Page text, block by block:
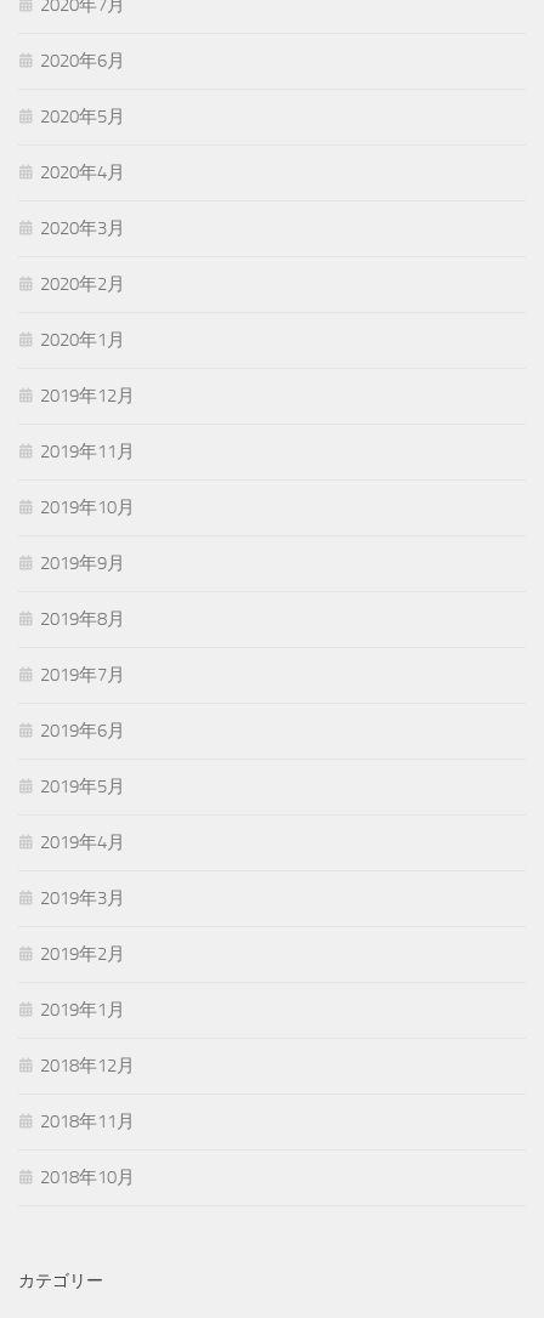
2020年7月
2020年6月
2020年5月
2020年4月
2020年3月
2020年2月
2020年1月
2019年12月
2019年11月
2019年10月
2019年9月
2019年8月
2019年7月
2019年6月
2019年5月
2019年4月
2019年3月
2019年2月
2019年1月
2018年12月
2018年11月
2018年10月
カテゴリー